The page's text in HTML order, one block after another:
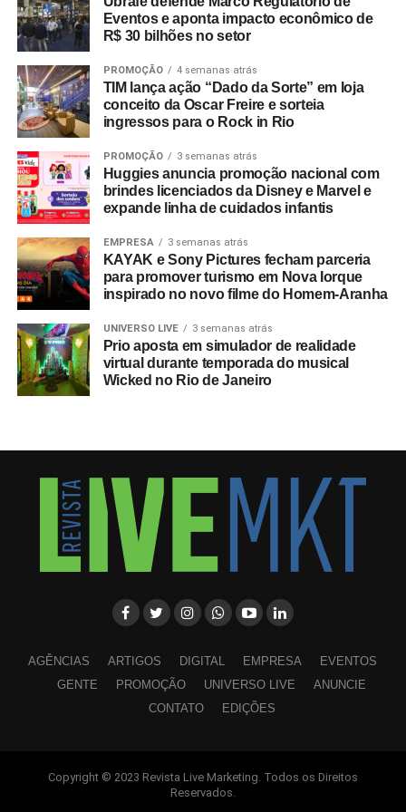
todos os tipos de pai”, focando no perfil multifacetado do
consumidor moderno e destacando seu sortimento de
utilidades, tecnologia e itens para o lar. Já a Le biscuit
apresentou a assinatura “Tudo pro seu pai que faz parte
de tudo”, enfatizando a participação dos pais na rotina
doméstica com produtos voltados à praticidade.
“O Dia dos Pais é uma data importante para o varejo
porque desperta um consumo movido pelo afeto e pela
identificação. Nossa prioridade foi criar campanhas que
tornassem essa jornada de compra mais simples e
inspiradora”, explica Laura Autran, Gerente Geral de
Marketingda CVLB. Marcelo Conduru,CEOda agência
Next, complementa ressaltando que as ações respeitam a
identidade visual e o público de cada uma das bandeiras
no ponto de venda e nos meios digitais.
Eventos e aponta impacto econômico de
R$ 30 bilhões no setor
PROMOÇÃO 4 semanas atrás
TIM lança ação “Dado da Sorte” em loja
conceito da Oscar Freire e sorteia
ingressos para o Rock in Rio
PROMOÇÃO 3 semanas atrás
Huggies anuncia promoção nacional com
brindes licenciados da Disney e Marvel e
expande linha de cuidados infantis
EMPRESA 3 semanas atrás
KAYAK e Sony Pictures fecham parceria
para promover turismo em Nova Iorque
inspirado no novo filme do Homem-Aranha
UNIVERSO LIVE 3 semanas atrás
Prio aposta em simulador de realidade
virtual durante temporada do musical
Wicked no Rio de Janeiro
AGÊNCIAS ARTIGOS DIGITAL EMPRESA
EVENTOS
GENTE
PROMOÇÃO UNIVERSO LIVE
ANUNCIE
CONTATO
EDIÇÕES
Copyright © 2023 Revista Live Marketing. Todos os Direitos
Reservados.
WhatsAppFacebook LinkedInPinterest